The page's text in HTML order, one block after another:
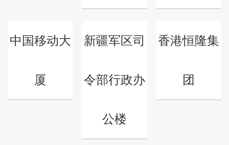
中国移动大
厦
新疆军区司
令部行政办
公楼
香港恒隆集
团